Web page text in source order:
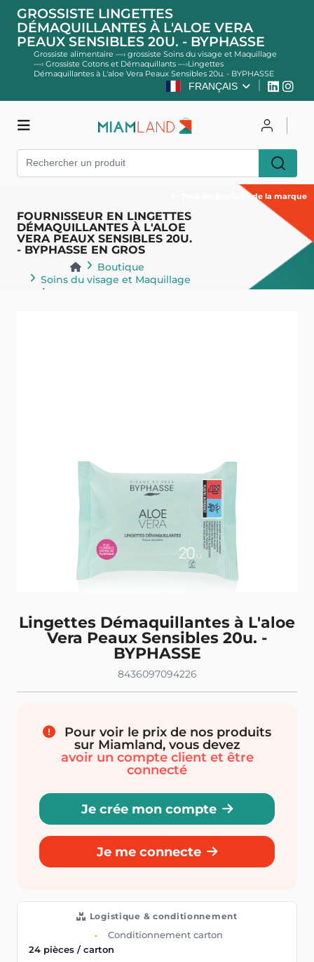
GROSSISTE LINGETTES
DÉMAQUILLANTES À L'ALOE VERA
PEAUX SENSIBLES 20U. - BYPHASSE
Grossiste alimentaire —› grossiste Soins du visage et Maquillage
—› Grossiste Cotons et Démaquillants —›Lingettes
Démaquillantes à L'aloe Vera Peaux Sensibles 20u. - BYPHASSE
FRANÇAIS
FOURNISSEUR EN LINGETTES
DÉMAQUILLANTES À L'ALOE
VERA PEAUX SENSIBLES 20U.
- BYPHASSE EN GROS
Boutique
Soins du visage et Maquillage
Tous les produits de la marque
Lingettes Démaquillantes à L'aloe
Vera Peaux Sensibles 20u. -
BYPHASSE
8436097094226
Pour voir le prix de nos produits
sur Miamland, vous devez
avoir un compte client et être
connecté
Je crée mon compte
Je me connecte
Logistique & conditionnement
Conditionnement carton
24 pièces / carton
Boutique Se connecter
S'inscrire